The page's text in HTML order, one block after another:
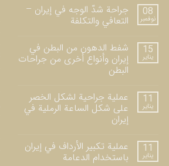
08
نوفمبر
جراحة شدّ الوجه في إيران –
التعافي والتكلفة
15
يناير
شفط الدهون من البطن في
إيران وأنواع أخرى من جراحات
البطن
11
يناير
عملية جراحية لشكل الخصر
على شكل الساعة الرملية في
إيران
11
يناير
عملية تكبير الأرداف في إيران
باستخدام الدعامة